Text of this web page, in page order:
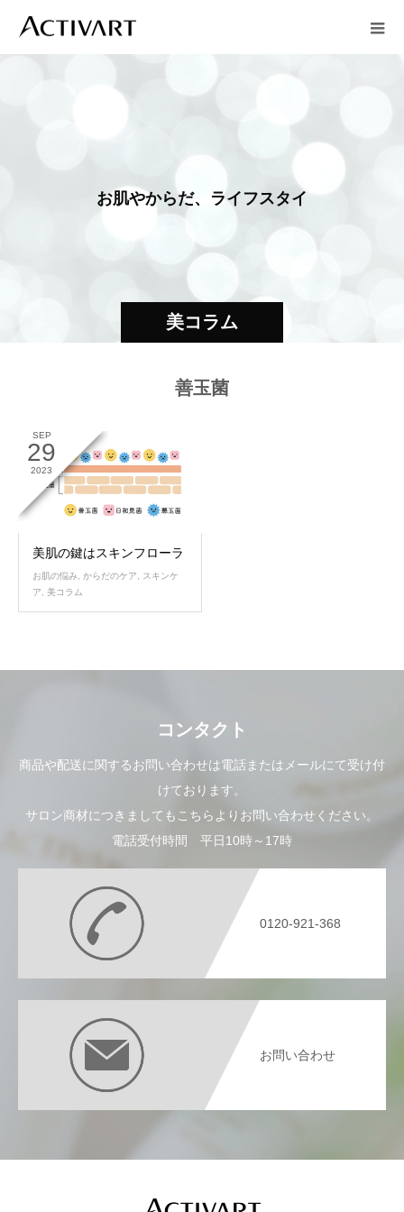
美コラム
お肌やからだ、 ライフスタイル
善玉菌
SEP
29
2023
美肌の鍵はスキンフローラ
お肌の悩み からだのケア
スキンケ
ア
美コラム
コンタクト
商品や配送に関するお問い合わせは電話またはメールにて受け付
けております。
サロン商材につきましてもこちらよりお問い合わせください。
電話受付時間 平日10時～17時
0120-921-368
お問い合わせ